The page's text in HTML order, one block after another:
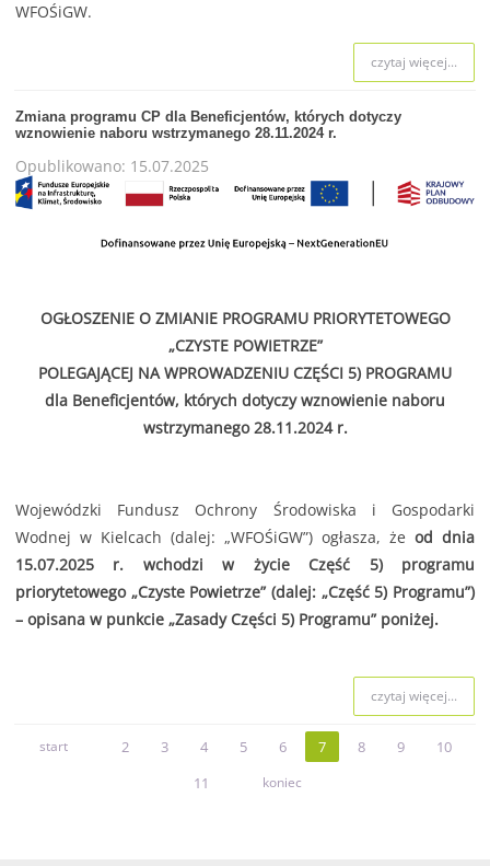
WFOŚiGW.
czytaj więcej...
Zmiana programu CP dla Beneficjentów, których dotyczy
wznowienie naboru wstrzymanego 28.11.2024 r.
Opublikowano: 15.07.2025
OGŁOSZENIE O ZMIANIE PROGRAMU PRIORYTETOWEGO
„CZYSTE POWIETRZE”
POLEGAJĄCEJ NA WPROWADZENIU CZĘŚCI 5) PROGRAMU
dla Beneficjentów, których dotyczy wznowienie naboru
wstrzymanego 28.11.2024 r.
Wojewódzki Fundusz Ochrony Środowiska i Gospodarki
Wodnej w Kielcach (dalej: „WFOŚiGW”) ogłasza, żeod dnia
15.07.2025 r. wchodzi w życie Część 5) programu
priorytetowego „Czyste Powietrze” (dalej: „Część 5) Programu”)
– opisana w punkcie „Zasady Części 5) Programu” poniżej.
czytaj więcej...
start 2 3 4 5 6 7 8 9
10
11
koniec